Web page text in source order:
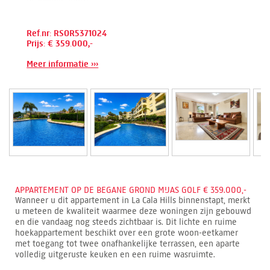
Ref.nr: RSOR5371024
Prijs: € 359.000,-
Meer informatie ›››
APPARTEMENT OP DE BEGANE GROND MIJAS GOLF € 359.000,-
Wanneer u dit appartement in La Cala Hills binnenstapt, merkt
u meteen de kwaliteit waarmee deze woningen zijn gebouwd
en die vandaag nog steeds zichtbaar is. Dit lichte en ruime
hoekappartement beschikt over een grote woon-eetkamer
met toegang tot twee onafhankelijke terrassen, een aparte
volledig uitgeruste keuken en een ruime wasruimte.